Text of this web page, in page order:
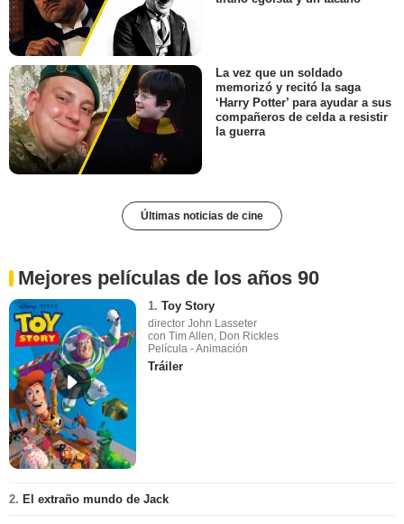
La vez que un soldado
memorizó y recitó la saga
‘Harry Potter’ para ayudar a sus
compañeros de celda a resistir
la guerra
Últimas noticias de cine
Mejores películas de los años 90
1. Toy Story
director John Lasseter
con Tim Allen, Don Rickles
Película - Animación
Tráiler
2. El extraño mundo de Jack